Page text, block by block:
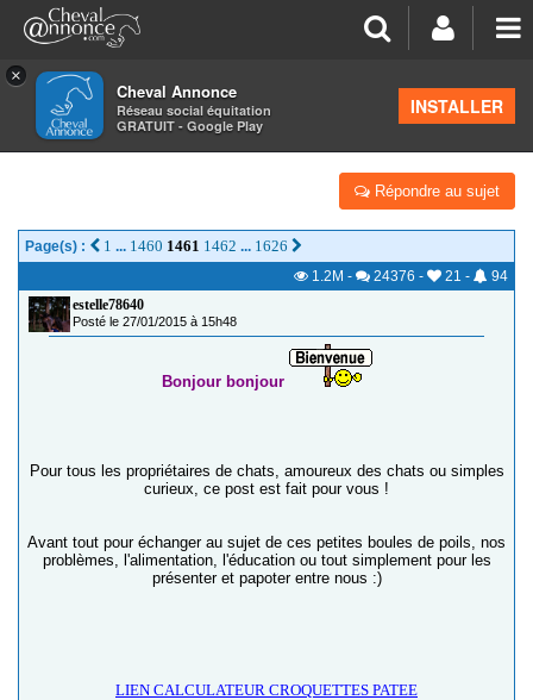
×
Cheval Annonce
Réseau social équitation
GRATUIT - Google Play
INSTALLER
>Salon de thé
LES CHATS DE CA !
Répondre au sujet
Page(s) : 1 ... 1460 1461 1462 ... 1626
1.2M - 24376 - 21 -
94
estelle78640
Posté le 27/01/2015 à 15h48
Bonjour bonjour
Pour tous les propriétaires de chats, amoureux des chats ou simples
curieux, ce post est fait pour vous !
Avant tout pour échanger au sujet de ces petites boules de poils, nos
problèmes, l'alimentation, l'éducation ou tout simplement pour les
présenter et papoter entre nous :)
LIEN CALCULATEUR CROQUETTES PATEE